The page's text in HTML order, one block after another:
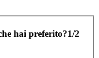
hai preferito?1/2